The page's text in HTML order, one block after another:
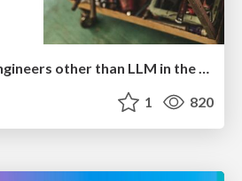
Tools for Design Engineers other than LLM in the LLM era
1 820